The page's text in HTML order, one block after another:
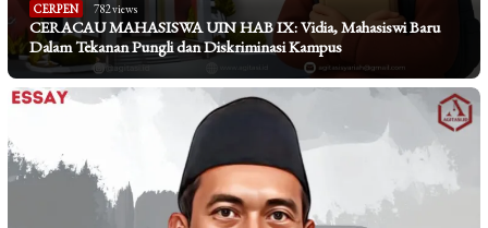
CERPEN 782 views
CERACAU MAHASISWA UIN HAB IX: Vidia, Mahasiswi Baru
Dalam Tekanan Pungli dan Diskriminasi Kampus